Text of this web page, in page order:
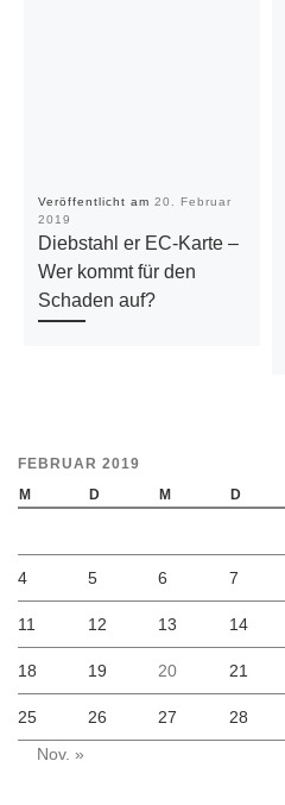
Veröffentlicht am 20. Februar
2019
Diebstahl er EC-Karte –
Wer kommt für den
Schaden auf?
FEBRUAR 2019
M
D M D
4 5 6 7
11 12 13 14
18 19 20 21
25 26 27
28
Nov. »